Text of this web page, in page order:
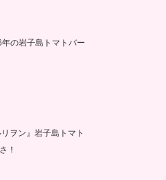
の岩子島トマトバー
ヲン』岩子島トマト
！